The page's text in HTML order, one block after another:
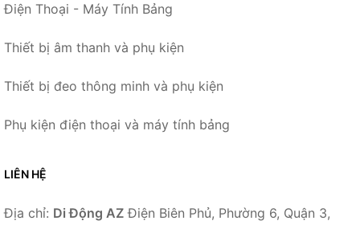
Điện Thoại - Máy Tính Bảng
Thiết bị âm thanh và phụ kiện
Thiết bị đeo thông minh và phụ kiện
Phụ kiện điện thoại và máy tính bảng
LIÊN HỆ
Địa chỉ: Di Động AZ Điện Biên Phủ, Phường 6, Quận 3,